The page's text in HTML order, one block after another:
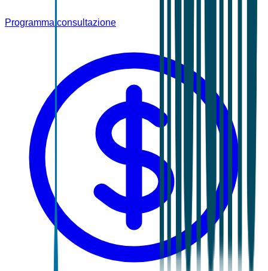
Programma consultazione